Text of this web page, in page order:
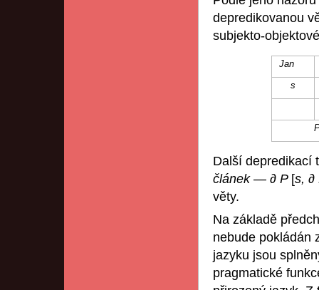
depredikovanou
subjekto-
Jan
s
Další depredikací
článek — ∂ P [s,
věty.
Na základě
nebude pokládán
jazyku jsou
pragmatické